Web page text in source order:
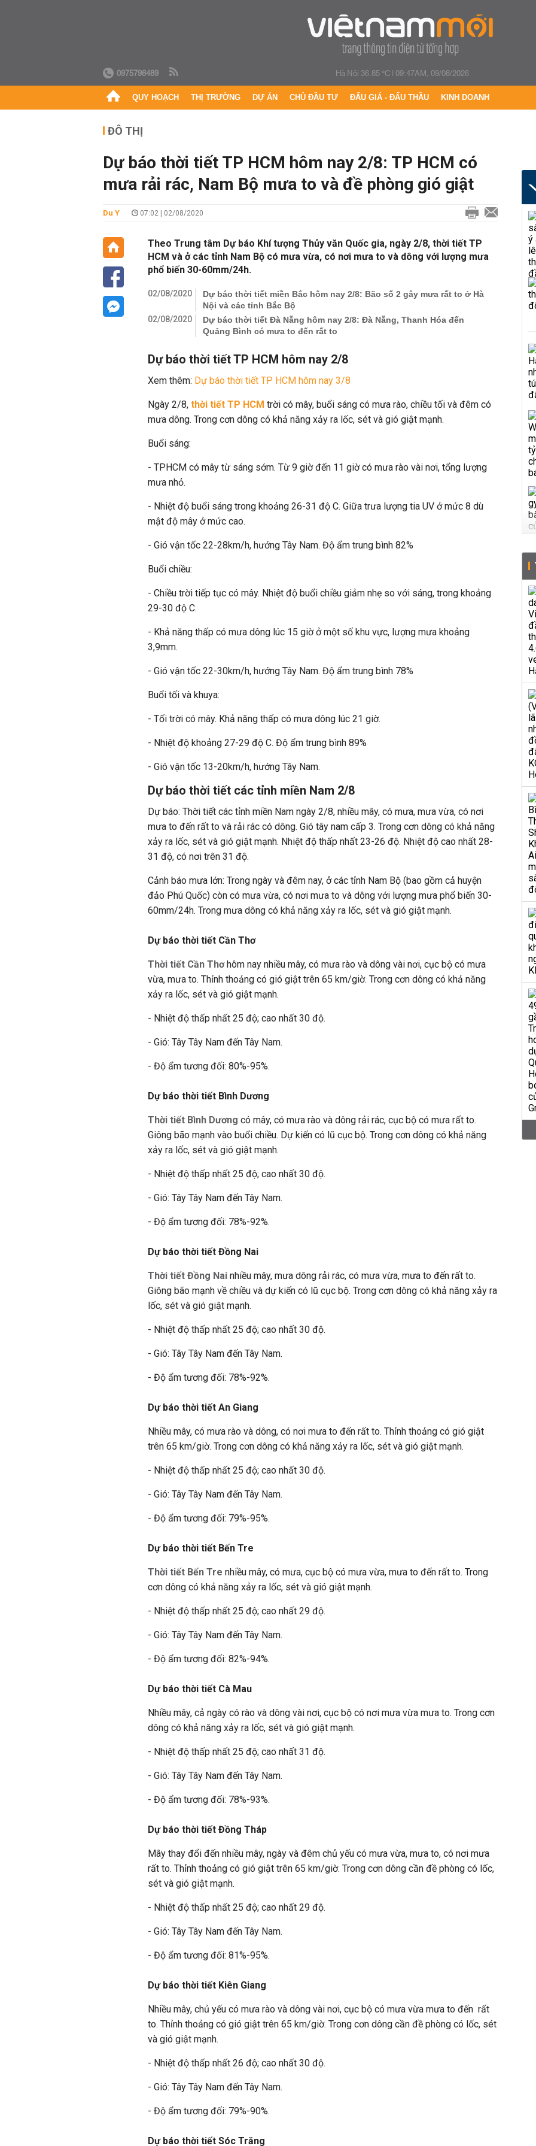
0975798489 Hà Nội 36.85 °C|09:47AM, 09/08/2026
QUY HOẠCH THỊ TRƯỜNG DỰ ÁN CHỦ ĐẦU TƯ ĐẤU GIÁ - ĐẤU THẦU KINH DOANH
ĐÔ THỊ
Dự báo thời tiết TP HCM hôm nay 2/8: TP HCM có
mưa rải rác, Nam Bộ mưa to và đề phòng gió giật
Du Y 07:02 | 02/08/2020
Theo Trung tâm Dự báo Khí tượng Thủy văn Quốc gia, ngày 2/8, thời tiết TP
HCM và ở các tỉnh Nam Bộ có mưa vừa, có nơi mưa to và dông với lượng mưa
phổ biến 30-60mm/24h.
02/08/2020
Dự báo thời tiết miền Bắc hôm nay 2/8: Bão số 2 gây mưa rất to ở Hà
Nội và các tỉnh Bắc Bộ
02/08/2020
Dự báo thời tiết Đà Nẵng hôm nay 2/8: Đà Nẵng, Thanh Hóa đến
Quảng Bình có mưa to đến rất to
Dự báo thời tiết TP HCM hôm nay 2/8
Xem thêm: Dự báo thời tiết TP HCM hôm nay 3/8
Ngày 2/8, thời tiết TP HCM trời có mây, buổi sáng có mưa rào, chiều tối và đêm có
mưa dông. Trong cơn dông có khả năng xảy ra lốc, sét và gió giật mạnh.
Buổi sáng:
- TPHCM có mây từ sáng sớm. Từ 9 giờ đến 11 giờ có mưa rào vài nơi, tổng lượng
mưa nhỏ.
- Nhiệt độ buổi sáng trong khoảng 26-31 độ C. Giữa trưa lượng tia UV ở mức 8 dù
mật độ mây ở mức cao.
- Gió vận tốc 22-28km/h, hướng Tây Nam. Độ ẩm trung bình 82%
Buổi chiều:
- Chiều trời tiếp tục có mây. Nhiệt độ buổi chiều giảm nhẹ so với sáng, trong khoảng
29-30 độ C.
- Khả năng thấp có mưa dông lúc 15 giờ ở một số khu vực, lượng mưa khoảng
3,9mm.
- Gió vận tốc 22-30km/h, hướng Tây Nam. Độ ẩm trung bình 78%
Buổi tối và khuya:
- Tối trời có mây. Khả năng thấp có mưa dông lúc 21 giờ.
- Nhiệt độ khoảng 27-29 độ C. Độ ẩm trung bình 89%
- Gió vận tốc 13-20km/h, hướng Tây Nam.
Dự báo thời tiết các tỉnh miền Nam 2/8
Dự báo: Thời tiết các tỉnh miền Nam ngày 2/8, nhiều mây, có mưa, mưa vừa, có nơi
mưa to đến rất to và rải rác có dông. Gió tây nam cấp 3. Trong cơn dông có khả năng
xảy ra lốc, sét và gió giật mạnh. Nhiệt độ thấp nhất 23-26 độ. Nhiệt độ cao nhất 28-
31 độ, có nơi trên 31 độ.
Cảnh báo mưa lớn: Trong ngày và đêm nay, ở các tỉnh Nam Bộ (bao gồm cả huyện
đảo Phú Quốc) còn có mưa vừa, có nơi mưa to và dông với lượng mưa phổ biến 30-
60mm/24h. Trong mưa dông có khả năng xảy ra lốc, sét và gió giật mạnh.
Dự báo thời tiết Cần Thơ
Thời tiết Cần Thơ hôm nay nhiều mây, có mưa rào và dông vài nơi, cục bộ có mưa
vừa, mưa to. Thỉnh thoảng có gió giật trên 65 km/giờ. Trong cơn dông có khả năng
xảy ra lốc, sét và gió giật mạnh.
- Nhiệt độ thấp nhất 25 độ; cao nhất 30 độ.
- Gió: Tây Tây Nam đến Tây Nam.
- Độ ẩm tương đối: 80%-95%.
Dự báo thời tiết Bình Dương
Thời tiết Bình Dương có mây, có mưa rào và dông rải rác, cục bộ có mưa rất to.
Giông bão mạnh vào buổi chiều. Dự kiến có lũ cục bộ. Trong cơn dông có khả năng
xảy ra lốc, sét và gió giật mạnh.
- Nhiệt độ thấp nhất 25 độ; cao nhất 30 độ.
- Gió: Tây Tây Nam đến Tây Nam.
- Độ ẩm tương đối: 78%-92%.
Dự báo thời tiết Đồng Nai
Thời tiết Đồng Nai nhiều mây, mưa dông rải rác, có mưa vừa, mưa to đến rất to.
Giông bão mạnh về chiều và dự kiến có lũ cục bộ. Trong cơn dông có khả năng xảy ra
lốc, sét và gió giật mạnh.
- Nhiệt độ thấp nhất 25 độ; cao nhất 30 độ.
- Gió: Tây Tây Nam đến Tây Nam.
- Độ ẩm tương đối: 78%-92%.
Dự báo thời tiết An Giang
Nhiều mây, có mưa rào và dông, có nơi mưa to đến rất to. Thỉnh thoảng có gió giật
trên 65 km/giờ. Trong cơn dông có khả năng xảy ra lốc, sét và gió giật mạnh.
- Nhiệt độ thấp nhất 25 độ; cao nhất 30 độ.
- Gió: Tây Tây Nam đến Tây Nam.
- Độ ẩm tương đối: 79%-95%.
Dự báo thời tiết Bến Tre
Thời tiết Bến Tre nhiều mây, có mưa, cục bộ có mưa vừa, mưa to đến rất to. Trong
cơn dông có khả năng xảy ra lốc, sét và gió giật mạnh.
- Nhiệt độ thấp nhất 25 độ; cao nhất 29 độ.
- Gió: Tây Tây Nam đến Tây Nam.
- Độ ẩm tương đối: 82%-94%.
Dự báo thời tiết Cà Mau
Nhiều mây, cả ngày có rào và dông vài nơi, cục bộ có nơi mưa vừa mưa to. Trong cơn
dông có khả năng xảy ra lốc, sét và gió giật mạnh.
- Nhiệt độ thấp nhất 25 độ; cao nhất 31 độ.
- Gió: Tây Tây Nam đến Tây Nam.
- Độ ẩm tương đối: 78%-93%.
Dự báo thời tiết Đồng Tháp
Mây thay đổi đến nhiều mây, ngày và đêm chủ yếu có mưa vừa, mưa to, có nơi mưa
rất to. Thỉnh thoảng có gió giật trên 65 km/giờ. Trong cơn dông cần đề phòng có lốc,
sét và gió giật mạnh.
- Nhiệt độ thấp nhất 25 độ; cao nhất 29 độ.
- Gió: Tây Tây Nam đến Tây Nam.
- Độ ẩm tương đối: 81%-95%.
Dự báo thời tiết Kiên Giang
Nhiều mây, chủ yếu có mưa rào và dông vài nơi, cục bộ có mưa vừa mưa to đến rất
to. Thỉnh thoảng có gió giật trên 65 km/giờ. Trong cơn dông cần đề phòng có lốc, sét
và gió giật mạnh.
- Nhiệt độ thấp nhất 26 độ; cao nhất 30 độ.
- Gió: Tây Tây Nam đến Tây Nam.
- Độ ẩm tương đối: 79%-90%.
Dự báo thời tiết Sóc Trăng